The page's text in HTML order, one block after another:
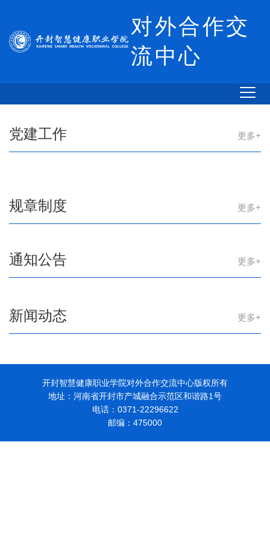
对外合作交
流中心
更多+
党建工作
更多+
规章制度
更多+
通知公告
更多+
新闻动态
开封智慧健康职业学院对外合作交流中心版权所有
地址：河南省开封市产城融合示范区和谐路1号
电话：0371-22296622
邮编：475000